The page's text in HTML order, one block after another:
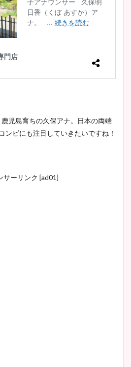
児島育ちの久保アナ。
日本の両端
ンビにも注目していきたいですね！
サーリンク [ad01]